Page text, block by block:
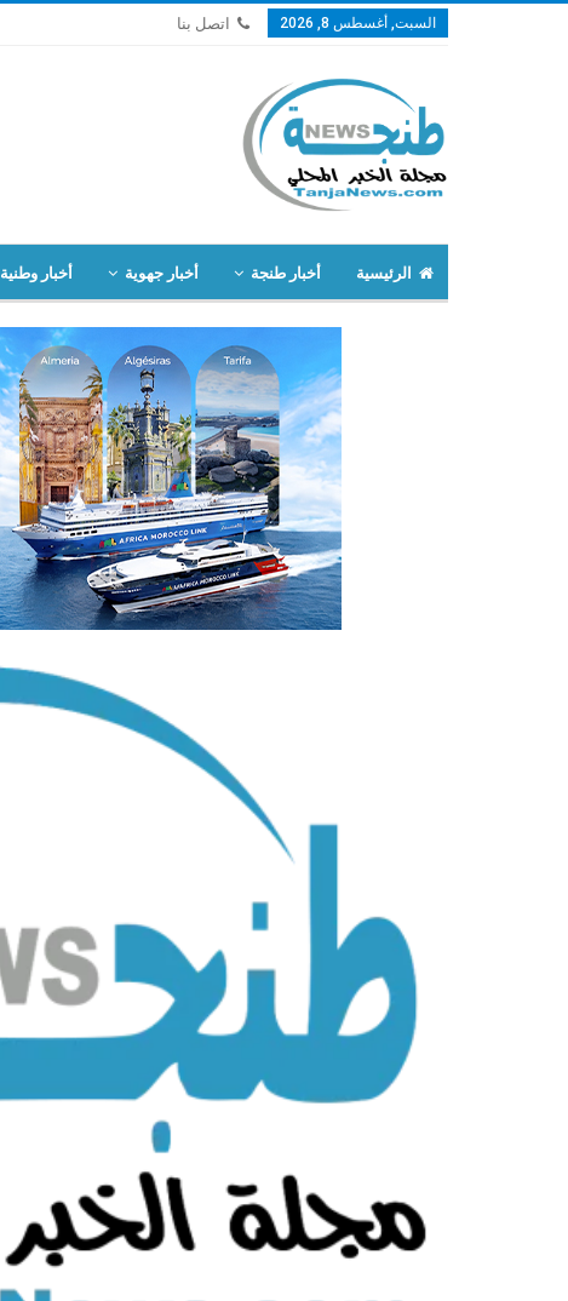
السبت, أغسطس 8, 2026 اتصل بنا
الرئيسية أخبار طنجة أخبار جهوية أخبار وطنية